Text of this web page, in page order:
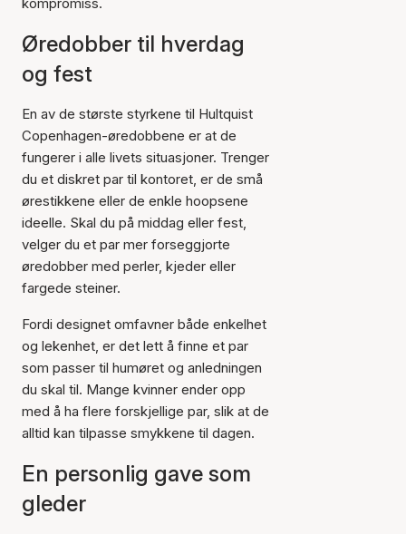
Øredobber til hverdag
og fest
En av de største styrkene til Hultquist
Copenhagen-øredobbene er at de
fungerer i alle livets situasjoner. Trenger
du et diskret par til kontoret, er de små
ørestikkene eller de enkle hoopsene
ideelle. Skal du på middag eller fest,
velger du et par mer forseggjorte
øredobber med perler, kjeder eller
fargede steiner.
Fordi designet omfavner både enkelhet
og lekenhet, er det lett å finne et par
som passer til humøret og anledningen
du skal til. Mange kvinner ender opp
med å ha flere forskjellige par, slik at de
alltid kan tilpasse smykkene til dagen.
En personlig gave som
gleder